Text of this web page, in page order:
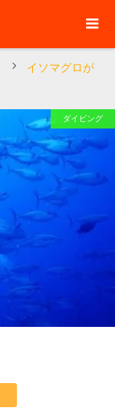
イソマグロが
ダイビング